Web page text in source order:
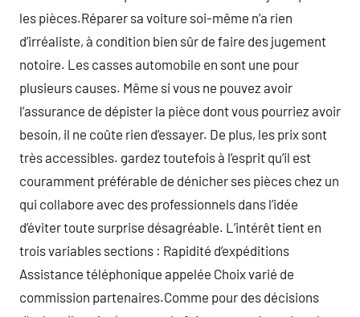
les pièces.Réparer sa voiture soi-même n’a rien
d’irréaliste, à condition bien sûr de faire des jugement
notoire. Les casses automobile en sont une pour
plusieurs causes. Même si vous ne pouvez avoir
l’assurance de dépister la pièce dont vous pourriez avoir
besoin, il ne coûte rien d’essayer. De plus, les prix sont
très accessibles. gardez toutefois à l’esprit qu’il est
couramment préférable de dénicher ses pièces chez un
qui collabore avec des professionnels dans l’idée
d’éviter toute surprise désagréable. L’intérêt tient en
trois variables sections : Rapidité d’expéditions
Assistance téléphonique appelée Choix varié de
commission partenaires.Comme pour des décisions